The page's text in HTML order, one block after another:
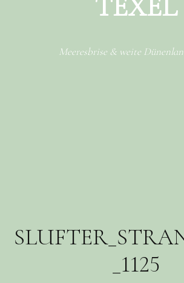
Meeresbrise & weite
_1125